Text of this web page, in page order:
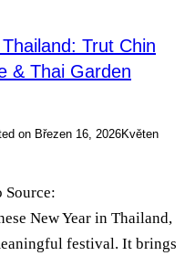
Trut Chin
& Thai Garden
on Březen 16, 2026Květen
Source:
New Year in Thailand,
festival. It brings